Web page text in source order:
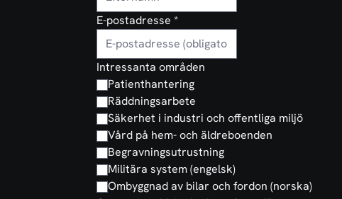
E-postadresse *
Intressanta områden
Patienthantering
Räddningsarbete
Säkerhet i industri och offentliga miljö
Vård på hem- och äldreboenden
Begravningsutrustning
Militära system (engelsk)
Ombyggnad av bilar och fordon (norska)